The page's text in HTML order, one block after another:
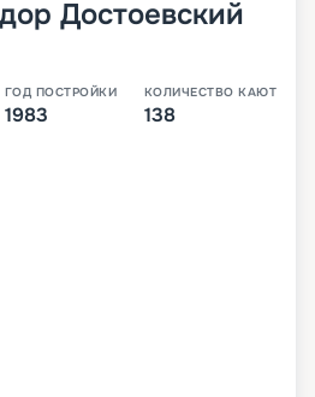
Достоевский
ГОД ПОСТРОЙКИ
1983
КОЛИЧЕСТВО КАЮТ
138